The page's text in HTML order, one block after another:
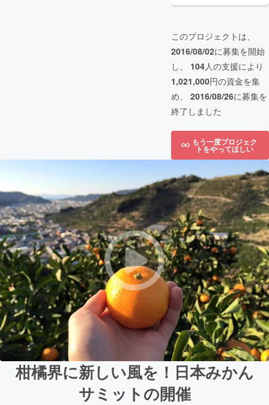
このプロジェクトは、
2016/08/02に募集を開始
し、 104人の支援により
1,021,000円の資金を集
め、 2016/08/26に募集を
終了しました
もう一度プロジェク
トをやってほしい
柑橘界に新しい風を！日本みかん
サミットの開催